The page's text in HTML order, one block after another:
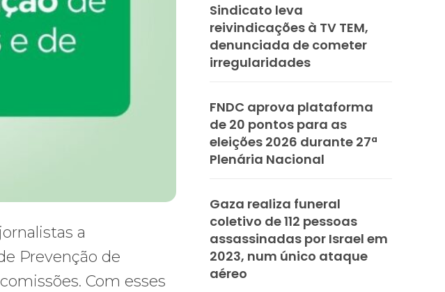
a
Prevenção de
Com esses
Sindicato leva
reivindicações à TV TEM,
denunciada de cometer
irregularidades
FNDC aprova plataforma
de 20 pontos para as
eleições 2026 durante 27ª
Plenária Nacional
Gaza realiza funeral
coletivo de 112 pessoas
assassinadas por Israel em
2023, num único ataque
aéreo